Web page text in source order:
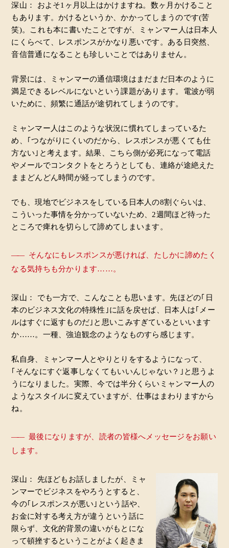
深山： およそ1ヶ月以上はかけますね。数ヶ月かけること
もあります。かけるというか、かかってしまうのです(苦
笑)。これも本に書いたことですが、ミャンマー人は日本人
にくらべて、レスポンスがかなり悪いです。ある日突然、
音信普通になることも珍しいことではありません。
背景には、ミャンマーの通信環境はまだまだ日本のように
満足できるレベルにないという課題があります。電波が弱
いために、頻繁に通話が途切れてしまうのです。
ミャンマー人はこのような状況に慣れてしまっているた
め、｢つながりにくいのだから、レスポンスが悪くても仕
方ない｣と考えます。結果、こちら側が必死になって電話
やメールでコンタクトをとろうとしても、連絡が途絶えた
ままどんどん時間が経ってしまうのです。
でも、現地でビジネスをしている日本人の8割ぐらいは、
こういった事情を分かっていないため、2週間ほど待った
ところで痺れを切らして諦めてしまいます。
――
そんなにもレスポンスが悪ければ、たしかに諦めたく
なる気持ちも分かります……。
深山： でも一方で、こんなことも思います。先ほどの｢日
本のビジネス文化の特殊性｣に話を戻せば、日本人は｢メー
ルはすぐに返すものだ｣と思いこみすぎているといいます
か……。一種、強迫観念のようなものすら感じます。
私自身、ミャンマー人とやりとりをするようになって、
｢そんなにすぐ返事しなくてもいいんじゃない？｣と思うよ
うになりました。実際、今では半分くらいミャンマー人の
ようなスタイルに変えていますが、仕事はまわりますから
ね。
――
最後になりますが、読者の皆様へメッセージをお願い
します。
深山： 先ほどもお話しましたが、ミャ
ンマーでビジネスをやろうとすると、
今の｢レスポンスが悪い｣という話や、
お金に対する考え方が違うという話に
限らず、文化的背景の違いがもとにな
って頓挫するということがよく起きま